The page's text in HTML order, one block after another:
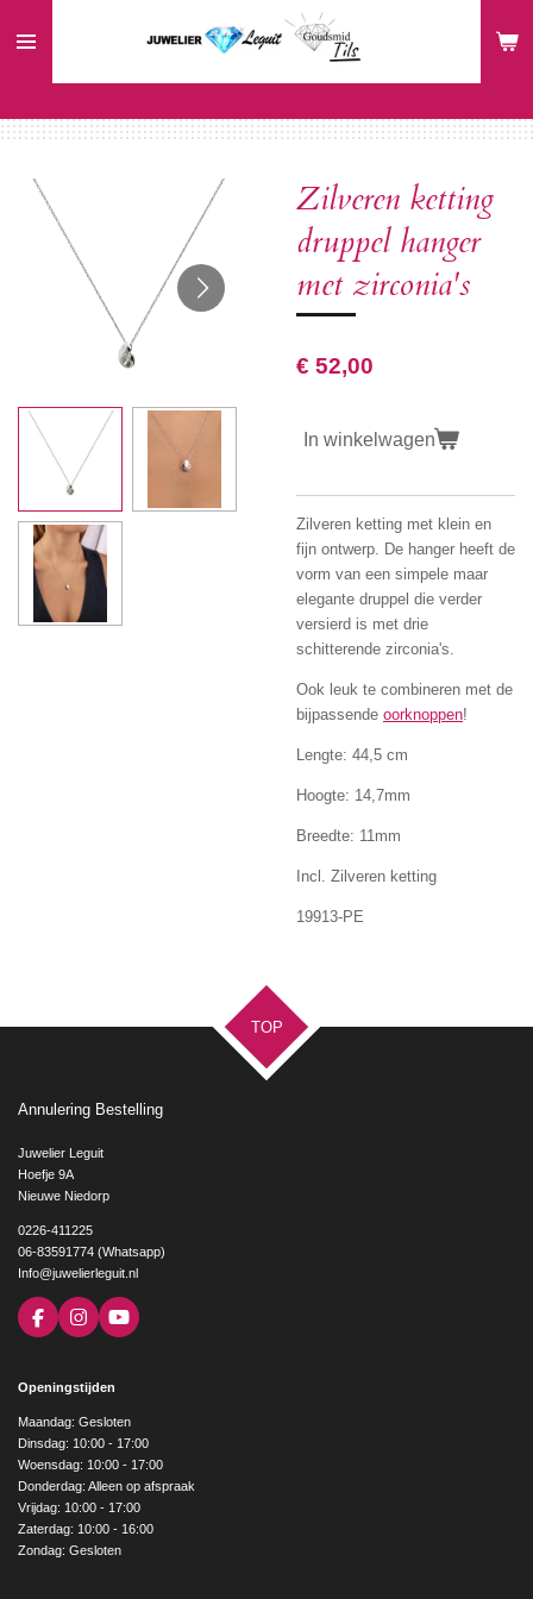
direct
hoofdinhoud
Zilveren ketting
druppel hanger
met zirconia's
€ 52,00
In winkelwagen
Zilveren ketting met klein en
fijn ontwerp. De hanger heeft de
vorm van een simpele maar
elegante druppel die verder
versierd is met drie
schitterende zirconia's.
Ook leuk te combineren met de
bijpassende oorknoppen!
Lengte: 44,5 cm
Hoogte: 14,7mm
Breedte: 11mm
Incl. Zilveren ketting
19913-PE
TOP
Annulering Bestelling
Juwelier Leguit
Hoefje 9A
Nieuwe Niedorp
0226-411225
06-83591774 (Whatsapp)
Info@juwelierleguit.nl
F
a
b
o
k
I
n
a
g
r
a
m
Y
o
e
Openingstijden
Maandag: Gesloten
Dinsdag: 10:00 - 17:00
Woensdag: 10:00 - 17:00
Donderdag: Alleen op afspraak
Vrijdag: 10:00 - 17:00
Zaterdag: 10:00 - 16:00
Zondag: Gesloten